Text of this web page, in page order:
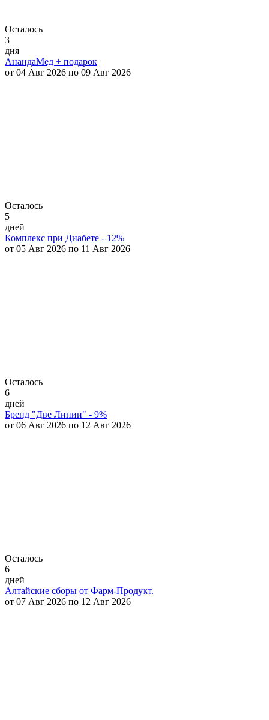
Осталось
3
дня
АнандаМед + подарок
от 04 Авг 2026 по 09 Авг 2026
Осталось
5
дней
Комплекс при Диабете - 12%
от 05 Авг 2026 по 11 Авг 2026
Осталось
6
дней
Бренд "Две Линии" - 9%
от 06 Авг 2026 по 12 Авг 2026
Осталось
6
дней
Алтайские сборы от Фарм-Продукт.
от 07 Авг 2026 по 12 Авг 2026